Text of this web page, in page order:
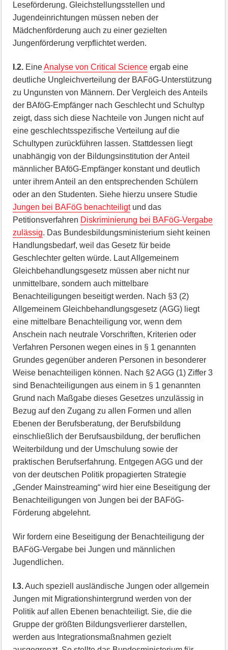
Leseförderung. Gleichstellungsstellen und
Jugendeinrichtungen müssen neben der
Mädchenförderung auch zu einer gezielten
Jungenförderung verpflichtet werden.
I.2. EineAnalyse von Critical Science ergab eine
deutliche Ungleichverteilung der BAFöG-Unterstützung
zu Ungunsten von Männern. Der Vergleich des Anteils
der BAföG-Empfänger nach Geschlecht und Schultyp
zeigt, dass sich diese Nachteile von Jungen nicht auf
eine geschlechtsspezifische Verteilung auf die
Schultypen zurückführen lassen. Stattdessen liegt
unabhängig von der Bildungsinstitution der Anteil
männlicher BAföG-Empfänger konstant und deutlich
unter ihrem Anteil an den entsprechenden Schülern
oder an den Studenten. Siehe hierzu unsere Studie
Jungen bei BAFöG benachteiligtund das
Petitionsverfahren Diskriminierung bei BAFöG-Vergabe
zulässig. Das Bundesbildungsministerium sieht keinen
Handlungsbedarf, weil das Gesetz für beide
Geschlechter gelten würde. Laut Allgemeinem
Gleichbehandlungsgesetz müssen aber nicht nur
unmittelbare, sondern auch mittelbare
Benachteiligungen beseitigt werden. Nach §3 (2)
Allgemeinem Gleichbehandlungsgesetz (AGG) liegt
eine mittelbare Benachteiligung vor, wenn dem
Anschein nach neutrale Vorschriften, Kriterien oder
Verfahren Personen wegen eines in § 1 genannten
Grundes gegenüber anderen Personen in besonderer
Weise benachteiligen können. Nach §2 AGG (1) Ziffer 3
sind Benachteiligungen aus einem in § 1 genannten
Grund nach Maßgabe dieses Gesetzes unzulässig in
Bezug auf den Zugang zu allen Formen und allen
Ebenen der Berufsberatung, der Berufsbildung
einschließlich der Berufsausbildung, der beruflichen
Weiterbildung und der Umschulung sowie der
praktischen Berufserfahrung. Entgegen AGG und der
von der deutschen Politik propagierten Strategie
„Gender Mainstreaming“ wird hier eine Beseitigung der
Benachteiligungen von Jungen bei der BAFöG-
Förderung abgelehnt.
Wir fordern eine Beseitigung der Benachteiligung der
BAFöG-Vergabe bei Jungen und männlichen
Jugendlichen.
I.3.Auch speziell ausländische Jungen oder allgemein
Jungen mit Migrationshintergrund werden von der
Politik auf allen Ebenen benachteiligt. Sie, die die
Gruppe der größten Bildungsverlierer darstellen,
werden aus Integrationsmaßnahmen gezielt